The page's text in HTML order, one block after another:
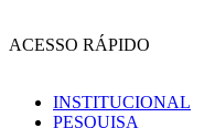
ACESSO RÁPIDO
INSTITUCIONAL
PESQUISA